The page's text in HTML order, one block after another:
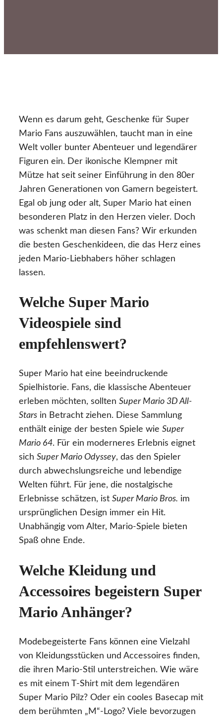
Wenn es darum geht, Geschenke für Super
Mario Fans auszuwählen, taucht man in eine
Welt voller bunter Abenteuer und legendärer
Figuren ein. Der ikonische Klempner mit
Mütze hat seit seiner Einführung in den 80er
Jahren Generationen von Gamern begeistert.
Egal ob jung oder alt, Super Mario hat einen
besonderen Platz in den Herzen vieler. Doch
was schenkt man diesen Fans? Wir erkunden
die besten Geschenkideen, die das Herz eines
jeden Mario-Liebhabers höher schlagen
lassen.
Welche Super Mario
Videospiele sind
empfehlenswert?
Super Mario hat eine beeindruckende
Spielhistorie. Fans, die klassische Abenteuer
erleben möchten, sollten Super Mario 3D All-
Stars in Betracht ziehen. Diese Sammlung
enthält einige der besten Spiele wie Super
Mario 64. Für ein moderneres Erlebnis eignet
sich Super Mario Odyssey, das den Spieler
durch abwechslungsreiche und lebendige
Welten führt. Für jene, die nostalgische
Erlebnisse schätzen, ist Super Mario Bros. im
ursprünglichen Design immer ein Hit.
Unabhängig vom Alter, Mario-Spiele bieten
Spaß ohne Ende.
Welche Kleidung und
Accessoires begeistern Super
Mario Anhänger?
Modebegeisterte Fans können eine Vielzahl
von Kleidungsstücken und Accessoires finden,
die ihren Mario-Stil unterstreichen. Wie wäre
es mit einem T-Shirt mit dem legendären
Super Mario Pilz? Oder ein cooles Basecap mit
dem berühmten „M“-Logo? Viele bevorzugen